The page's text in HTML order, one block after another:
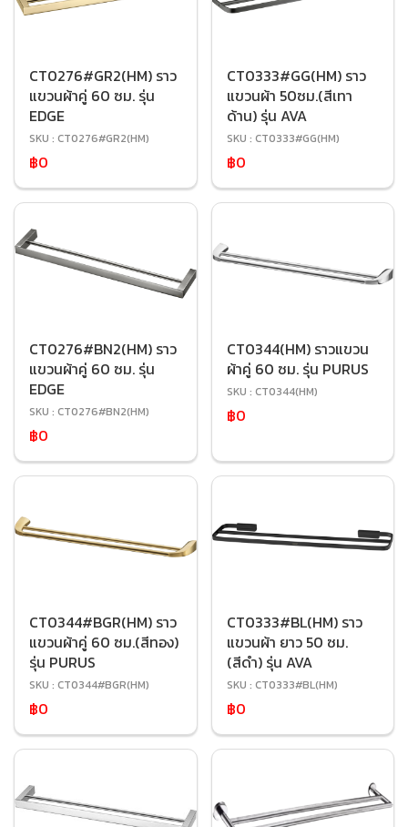
CT0276#GR2(HM) ราว
แขวนผ้าคู่ 60 ซม. รุ่น
EDGE
SKU : CT0276#GR2(HM)
฿0
CT0333#GG(HM) ราว
แขวนผ้า 50ซม.(สีเทา
ด้าน) รุ่น AVA
SKU : CT0333#GG(HM)
฿0
CT0276#BN2(HM) ราว
แขวนผ้าคู่ 60 ซม. รุ่น
EDGE
SKU : CT0276#BN2(HM)
฿0
CT0344(HM) ราวแขวน
ผ้าคู่ 60 ซม. รุ่น PURUS
SKU : CT0344(HM)
฿0
CT0344#BGR(HM) ราว
แขวนผ้าคู่ 60 ซม.(สีทอง)
รุ่น PURUS
SKU : CT0344#BGR(HM)
฿0
CT0333#BL(HM) ราว
แขวนผ้า ยาว 50 ซม.
(สีดำ) รุ่น AVA
SKU : CT0333#BL(HM)
฿0